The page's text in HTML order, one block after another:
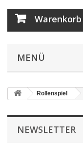
Warenkorb
MENÜ
Rollenspiel
NEWSLETTER